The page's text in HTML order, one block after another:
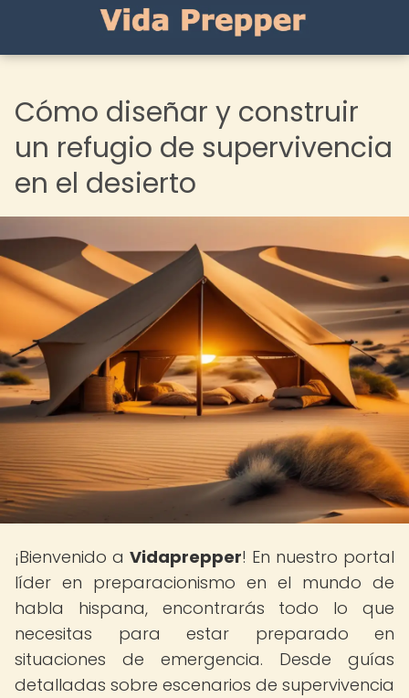
Cómo diseñar y construir
un refugio de supervivencia
en el desierto
¡Bienvenido a Vidaprepper! En nuestro portal
líder en preparacionismo en el mundo de
habla hispana, encontrarás todo lo que
necesitas para estar preparado en
situaciones de emergencia. Desde guías
detalladas sobre escenarios de supervivencia